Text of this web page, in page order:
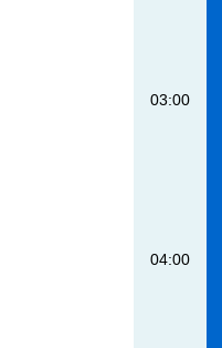
03:00
04:00